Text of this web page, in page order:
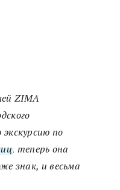
ZIMA
по
, теперь она
знак, и весьма